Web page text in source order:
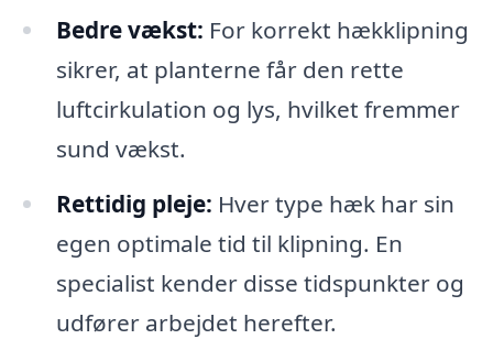
Bedre vækst: For korrekt hækklipning
sikrer, at planterne får den rette
luftcirkulation og lys, hvilket fremmer
sund vækst.
Rettidig pleje: Hver type hæk har sin
egen optimale tid til klipning. En
specialist kender disse tidspunkter og
udfører arbejdet herefter.